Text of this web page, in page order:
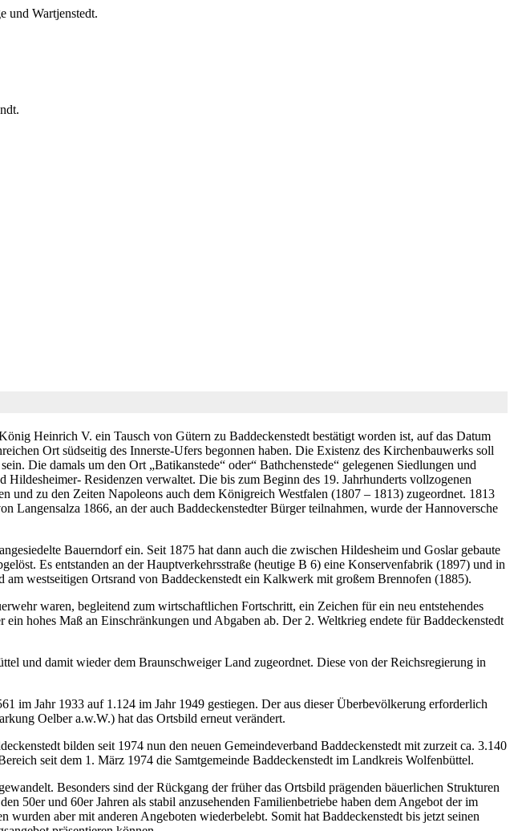
und Wartjenstedt.
Heinrich V. ein Tausch von Gütern zu Baddeckenstedt bestätigt worden ist, auf das Datum
Ort südseitig des Innerste-Ufers begonnen haben. Die Existenz des Kirchenbauwerks soll
Die damals um den Ort „Batikanstede“ oder“ Bathchenstede“ gelegenen Siedlungen und
Residenzen verwaltet. Die bis zum Beginn des 19. Jahrhunderts vollzogenen
zu den Zeiten Napoleons auch dem Königreich Westfalen (1807 – 1813) zugeordnet. 1813
1866, an der auch Baddeckenstedter Bürger teilnahmen, wurde der Hannoversche
Bauerndorf ein. Seit 1875 hat dann auch die zwischen Hildesheim und Goslar gebaute
Es entstanden an der Hauptverkehrsstraße (heutige B 6) eine Konservenfabrik (1897) und in
westseitigen Ortsrand von Baddeckenstedt ein Kalkwerk mit großem Brennofen (1885).
waren, begleitend zum wirtschaftlichen Fortschritt, ein Zeichen für ein neu entstehendes
hohes Maß an Einschränkungen und Abgaben ab. Der 2. Weltkrieg endete für Baddeckenstedt
und damit wieder dem Braunschweiger Land zugeordnet. Diese von der Reichsregierung in
im Jahr 1933 auf 1.124 im Jahr 1949 gestiegen. Der aus dieser Überbevölkerung erforderlich
Oelber a.w.W.) hat das Ortsbild erneut verändert.
bilden seit 1974 nun den neuen Gemeindeverband Baddeckenstedt mit zurzeit ca. 3.140
seit dem 1. März 1974 die Samtgemeinde Baddeckenstedt im Landkreis Wolfenbüttel.
Besonders sind der Rückgang der früher das Ortsbild prägenden bäuerlichen Strukturen
50er und 60er Jahren als stabil anzusehenden Familienbetriebe haben dem Angebot der im
aber mit anderen Angeboten wiederbelebt. Somit hat Baddeckenstedt bis jetzt seinen